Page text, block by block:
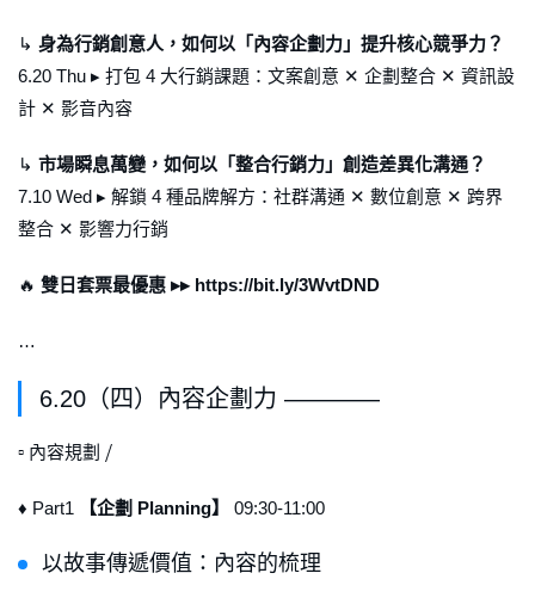
↳ 身為行銷創意人，如何以「內容企劃力」提升核心競爭力？
6.20 Thu ▸ 打包 4 大行銷課題：文案創意 ✕ 企劃整合 ✕ 資訊設
計 ✕ 影音內容
↳ 市場瞬息萬變，如何以「整合行銷力」創造差異化溝通？
7.10 Wed ▸ 解鎖 4 種品牌解方：社群溝通 ✕ 數位創意 ✕ 跨界
整合 ✕ 影響力行銷
🔥 雙日套票最優惠 ▸▸ https://bit.ly/3WvtDND
…
6.20（四）內容企劃力 ————
▫ 內容規劃 ⧸
♦ Part1 【企劃 Planning】 09:30-11:00
以故事傳遞價值：內容的梳理